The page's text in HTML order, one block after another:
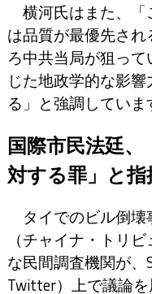
横河氏はまた、「
は品質が最優先さ
ろ中共当局が狙っ
じた地政学的な影
る」と強調していま
国際市民法廷
対する罪」と指
タイでのビル倒壊
（チャイナ・トリ
な民間調査機関が、
Twitter）上で議論